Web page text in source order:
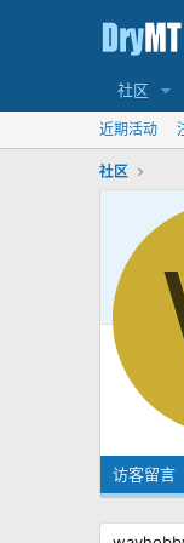
社区
近期活动
社区
访客留言